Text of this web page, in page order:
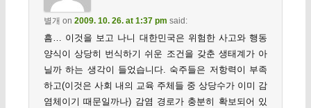
별개 on 2009. 10. 26. at 1:37 pm said:
흠… 이것을 보고 나니 대한민국은 위험한 사고와 행동
양식이 상당히 번식하기 쉬운 조건을 갖춘 생태계가 아
닐까 하는 생각이 들었습니다. 숙주들은 저항력이 부족
하고(이것은 사회 내의 교육 주체들 중 상당수가 이미 감
염체이기 때문일까나) 감염 경로가 충분히 확보되어 있